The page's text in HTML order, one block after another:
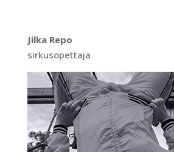
Jilka Repo
sirkusopettaja